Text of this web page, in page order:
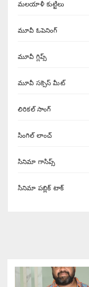
మలయాళీ కుట్టిలు
మూవీ ఓపెనింగ్
మూవీ గ్లిప్స్
మూవీ సక్సెస్ మీట్
లిరికల్ సాంగ్
సింగిల్ లాంచ్
సినిమా గాసిప్స్
సినిమా పబ్లిక్ టాక్